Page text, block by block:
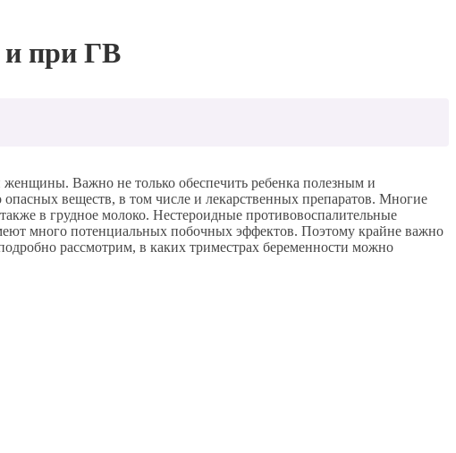
и при ГВ
Важно не только обеспечить ребенка полезным и
веществ, в том числе и лекарственных препаратов. Многие
в грудное молоко. Нестероидные противовоспалительные
много потенциальных побочных эффектов. Поэтому крайне важно
рассмотрим, в каких триместрах беременности можно